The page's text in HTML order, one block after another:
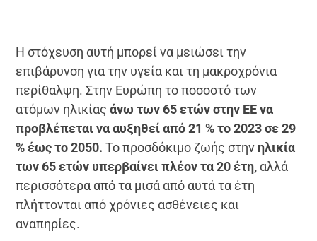
Η στόχευση αυτή μπορεί να μειώσει την
επιβάρυνση για την υγεία και τη μακροχρόνια
περίθαλψη. Στην Ευρώπη το ποσοστό των
ατόμων ηλικίαςάνω των 65 ετών στην ΕΕ να
προβλέπεται να αυξηθεί από 21 % το 2023 σε 29
% έως το 2050.Το προσδόκιμο ζωής στην ηλικία
των 65 ετών υπερβαίνει πλέον τα 20 έτη, αλλά
περισσότερα από τα μισά από αυτά τα έτη
πλήττονται από χρόνιες ασθένειες και
αναπηρίες.